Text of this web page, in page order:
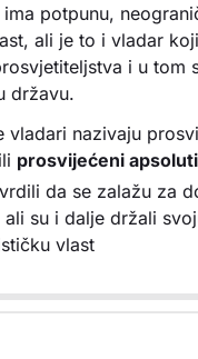
potpunu,
ali je to i vladar
i u tom
državu.
vladari nazivaju
prosvijećeni
da se zalažu za
ali su i dalje držali
vlast